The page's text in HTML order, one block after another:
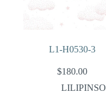
L1-H0530-3
$180.00
LILIPINSO